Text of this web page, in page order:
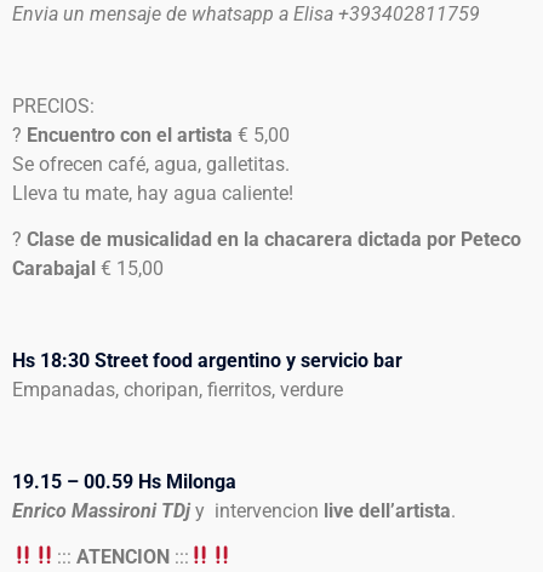
Envia un mensaje de whatsapp a Elisa +393402811759
PRECIOS:
? Encuentro con el artista € 5,00
Se ofrecen café, agua, galletitas.
Lleva tu mate, hay agua caliente!
? Clase de musicalidad en la chacarera dictada por Peteco
Carabajal € 15,00
Hs 18:30 Street food argentino y servicio bar
Empanadas, choripan, fierritos, verdure
19.15 – 00.59 Hs Milonga
Enrico Massironi TDjy intervencion live dell’artista.
::: ATENCION:::